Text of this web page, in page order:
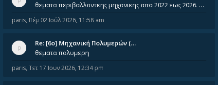
θεματα περιβαλλοντκης μηχανικης απο 2022 εως 2026. Δεν ειναι μεσα του Σεπτεμβιου του 2025. Αν τα εχει καποιος ας τα ανε
paris, Πέμ 02 Ιούλ 2026, 11:58 am
Re: [6o] Mηχανική Πολυμερών (…
θεματα πολυμερη
paris, Τετ 17 Ιουν 2026, 12:34 pm